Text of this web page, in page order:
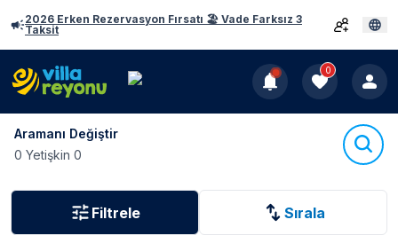
2026 Erken Rezervasyon Fırsatı 🏖️ Vade Farksız 3
Taksit
0
Aramanı Değiştir
0 Yetişkin 0
Filtrele Sırala